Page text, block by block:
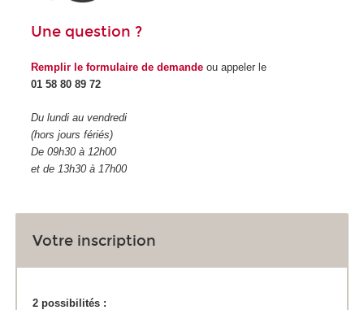
Une question ?
Remplir le formulaire de demande ou appeler le
01 58 80 89 72
Du lundi au vendredi
(hors jours fériés)
De 09h30 à 12h00
et de 13h30 à 17h00
Votre inscription
2 possibilités :